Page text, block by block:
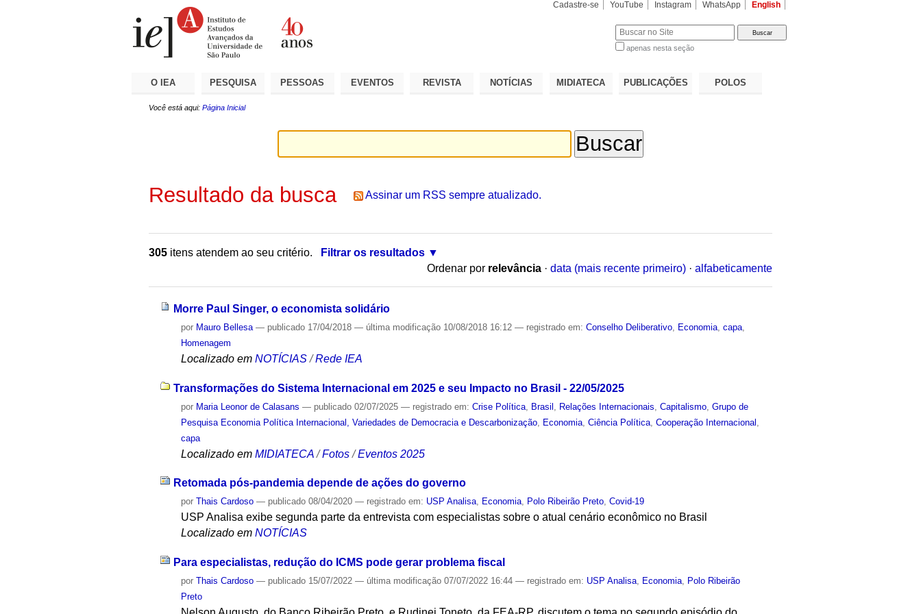
Cadastre-se YouTube Instagram WhatsApp English
apenas nesta seção
O IEA PESQUISA PESSOAS EVENTOS REVISTA NOTÍCIAS MIDIATECA PUBLICAÇÕES POLOS
Você está aqui: Página Inicial
Resultado da busca Assinar um RSS sempre atualizado.
305 itens atendem ao seu critério.
Filtrar os resultados
Ordenar por relevância · data (mais recente primeiro) · alfabeticamente
Morre Paul Singer, o economista solidário
por Mauro Bellesa — publicado 17/04/2018— última modificação 10/08/2018 16:12— registrado em:Conselho Deliberativo Economia ,capa
Homenagem
Localizado em NOTÍCIAS /Rede IEA
Transformações do Sistema Internacional em 2025 e seu Impacto no Brasil - 22/05/2025
por Maria Leonor de Calasans — publicado 02/07/2025— registrado em:Crise Política Brasil Relações Internacionais ,Capitalismo ,Grupo de
Pesquisa Economia Política Internacional, Variedades de Democracia e Descarbonização Economia ,Ciência Política ,Cooperação Internacional
capa
Localizado em MIDIATECA /Fotos /Eventos 2025
Retomada pós-pandemia depende de ações do governo
porThais Cardoso — publicado 08/04/2020— registrado em: USP Analisa, Economia, Polo Ribeirão Preto,Covid-19
USP Analisa exibe segunda parte da entrevista com especialistas sobre o atual cenário econômico no Brasil
Localizado em NOTÍCIAS
Para especialistas, redução do ICMS pode gerar problema fiscal
porThais Cardoso — publicado 15/07/2022— última modificação 07/07/2022 16:44— registrado em: USP Analisa, Economia, Polo Ribeirão
Preto